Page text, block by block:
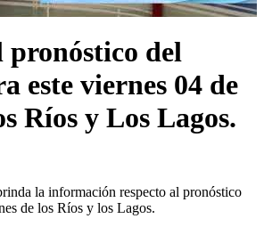
pronóstico del
este viernes 04 de
Ríos y Los Lagos.
la información respecto al pronóstico
de los Ríos y los Lagos.